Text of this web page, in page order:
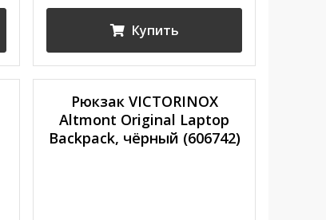
Купить
Рюкзак VICTORINOX
Altmont Original Laptop
Backpack, чёрный (606742)